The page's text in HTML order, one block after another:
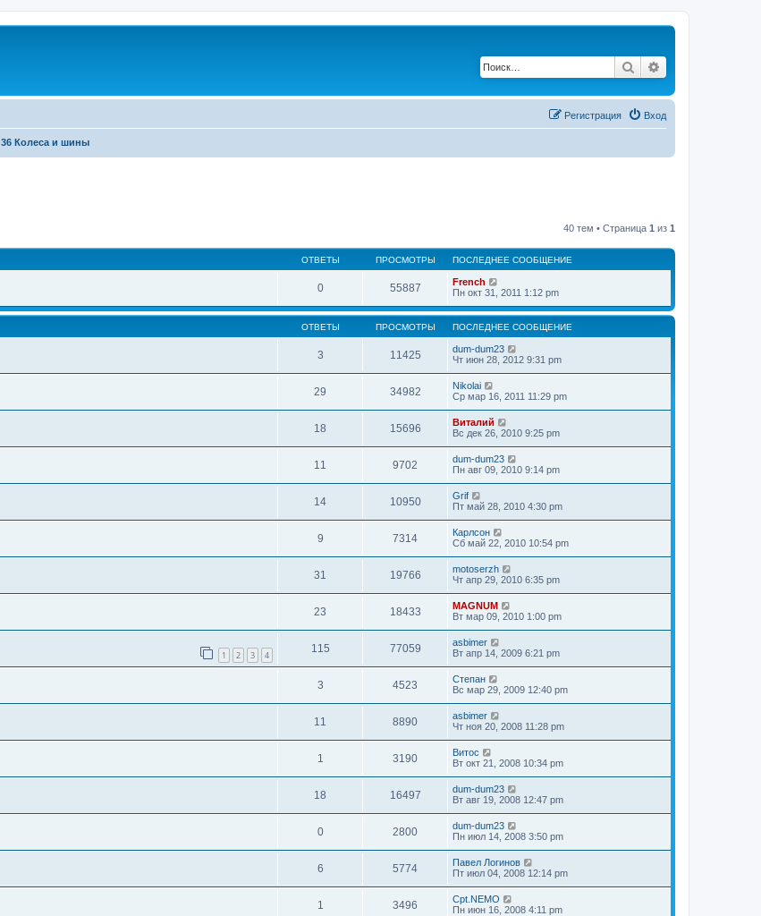
Поиск
Вход
Регистрация
36 Колеса и шины
40 тем • Страница 1 из 1
ОТВЕТЫ ПРОСМОТРЫ ПОСЛЕДНЕЕ СООБЩЕНИЕ
0 55887
French
Пн окт 31, 2011 1:12 pm
ОТВЕТЫ ПРОСМОТРЫ ПОСЛЕДНЕЕ СООБЩЕНИЕ
3 11425
dum-dum23
Чт июн 28, 2012 9:31 pm
29 34982
Nikolai
Ср мар 16, 2011 11:29 pm
18 15696
Виталий
Вс дек 26, 2010 9:25 pm
11 9702
dum-dum23
Пн авг 09, 2010 9:14 pm
14 10950
Grif
Пт май 28, 2010 4:30 pm
9 7314
Карлсон
Сб май 22, 2010 10:54 pm
31 19766
motoserzh
Чт апр 29, 2010 6:35 pm
23 18433
MAGNUM
Вт мар 09, 2010 1:00 pm
1 2 3 4
115 77059
asbimer
Вт апр 14, 2009 6:21 pm
3 4523
Степан
Вс мар 29, 2009 12:40 pm
11 8890
asbimer
Чт ноя 20, 2008 11:28 pm
1 3190
Витос
Вт окт 21, 2008 10:34 pm
18 16497
dum-dum23
Вт авг 19, 2008 12:47 pm
0 2800
dum-dum23
Пн июл 14, 2008 3:50 pm
6 5774
Павел Логинов
Пт июл 04, 2008 12:14 pm
1 3496
Cpt.NEMO
Пн июн 16, 2008 4:11 pm